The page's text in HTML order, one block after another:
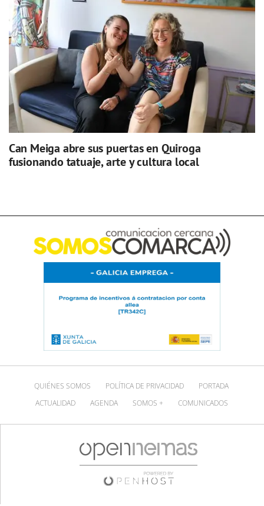
Can Meiga abre sus puertas en Quiroga
fusionando tatuaje, arte y cultura local
QUIÉNES SOMOS POLÍTICA DE PRIVACIDAD
PORTADA
ACTUALIDAD
AGENDA SOMOS + COMUNICADOS